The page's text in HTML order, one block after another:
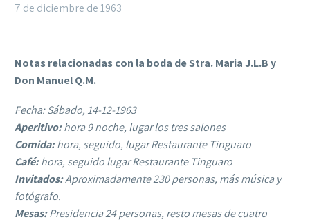
7 de diciembre de 1963
Notas relacionadas con la boda de Stra. Maria J.L.B y
Don Manuel Q.M.
Fecha: Sábado, 14-12-1963
Aperitivo:hora 9 noche, lugar los tres salones
Comida:hora, seguido, lugar Restaurante Tinguaro
Café:hora, seguido lugar Restaurante Tinguaro
Invitados:Aproximadamente 230 personas, más música y
fotógrafo.
Mesas:Presidencia 24 personas, resto mesas de cuatro